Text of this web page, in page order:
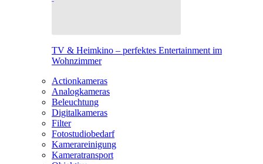
TV & Heimkino – perfektes Entertainment im
Wohnzimmer
Actionkameras
Analogkameras
Beleuchtung
Digitalkameras
Filter
Fotostudiobedarf
Kamerareinigung
Kameratransport